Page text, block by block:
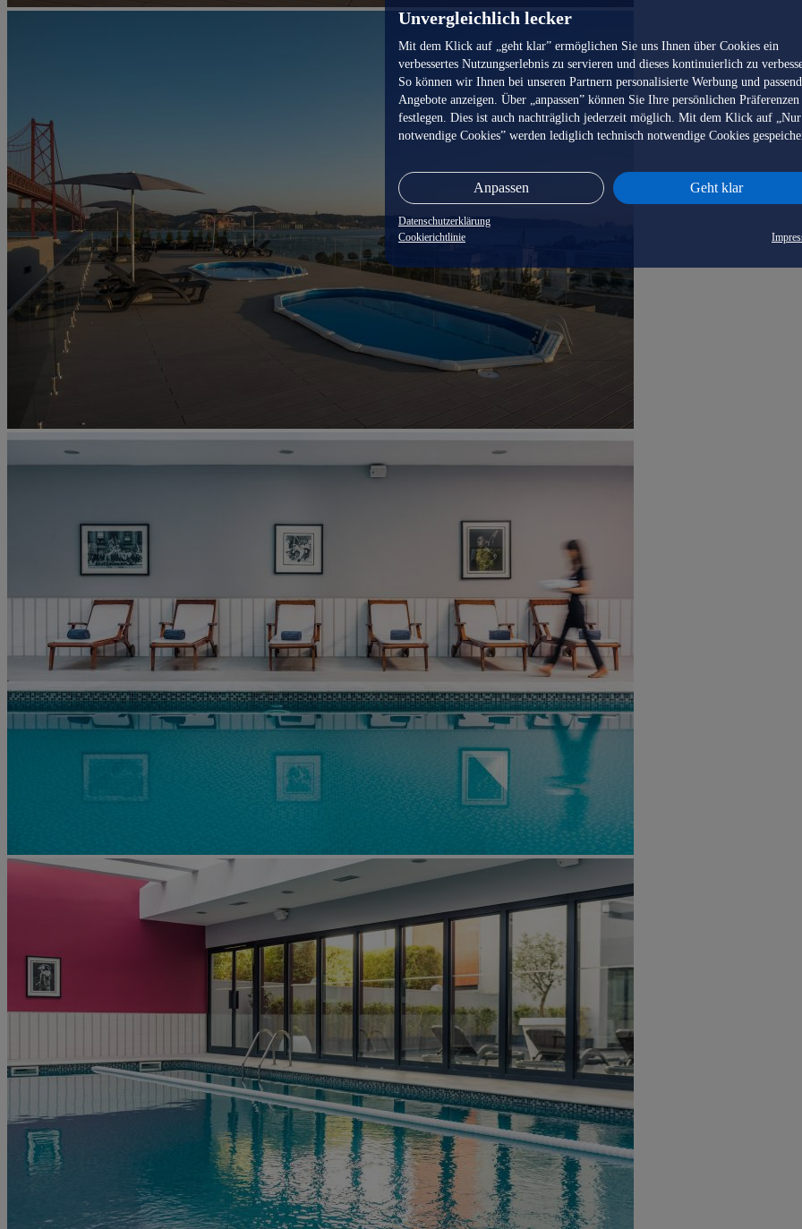
Unvergleichlich lecker
Mit dem Klick auf „geht klar” ermöglichen Sie uns Ihnen über Cookies ein
verbessertes Nutzungserlebnis zu servieren und dieses kontinuierlich zu
So können wir Ihnen bei unseren Partnern personalisierte Werbung und
Angebote anzeigen. Über „anpassen” können Sie Ihre persönlichen Präferenzen
festlegen. Dies ist auch nachträglich jederzeit möglich. Mit dem Klick auf „Nur
notwendige Cookies” werden lediglich technisch notwendige Cookies
Anpassen Geht klar
Datenschutzerklärung
Cookierichtlinie